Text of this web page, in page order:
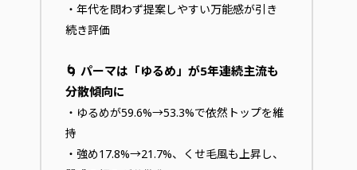
・年代を問わず提案しやすい万能感が引き
続き評価
🌀 パーマは「ゆるめ」が5年連続主流も
分散傾向に
・ゆるめが59.6%→53.3%で依然トップを維
持
・強め17.8%→21.7%、くせ毛風も上昇し、